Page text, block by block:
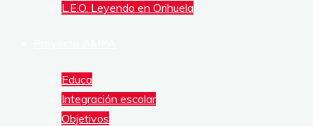
L.E.O. Leyendo en Orihuela
Educa
Integración escolar
Objetivos